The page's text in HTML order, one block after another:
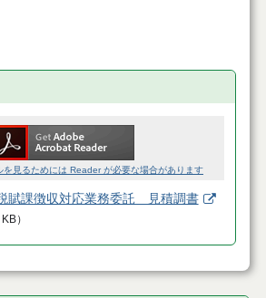
を見るためには Reader が必要な場合があります
賦課徴収対応業務委託 見積調書
）